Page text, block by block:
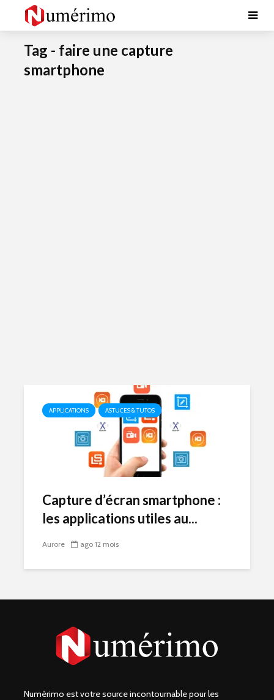
Tag - faire une capture
smartphone
APPLICATIONS ASTUCES & TUTOS
Capture d’écran smartphone :
les applications utiles au...
Aurore ago 12 mois
Numérimo est votre source incontournable pour les